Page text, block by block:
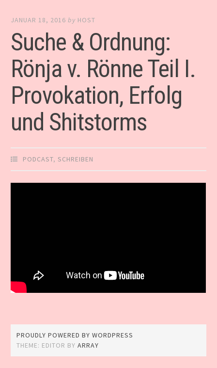
JANUAR 18, 2016 by HOST
Suche & Ordnung:
Rönja v. Rönne Teil I.
Provokation, Erfolg
und Shitstorms
PODCAST,SCHREIBEN
PROUDLY POWERED BY WORDPRESS
THEME: EDITOR BYARRAY